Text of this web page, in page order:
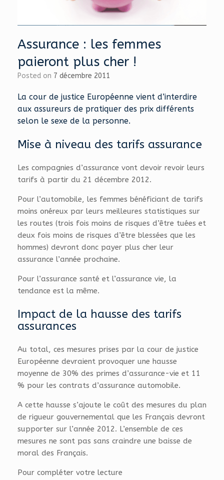
Assurance : les femmes
paieront plus cher !
Posted on 7 décembre 2011
La cour de justice Européenne vient d’interdire
aux assureurs de pratiquer des prix différents
selon le sexe de la personne.
Mise à niveau des tarifs assurance
Les compagnies d’assurance vont devoir revoir leurs
tarifs à partir du 21 décembre 2012.
Pour l’automobile, les femmes bénéficiant de tarifs
moins onéreux par leurs meilleures statistiques sur
les routes (trois fois moins de risques d’être tuées et
deux fois moins de risques d’être blessées que les
hommes) devront donc payer plus cher leur
assurance l’année prochaine.
Pour l’assurance santé et l’assurance vie, la
tendance est la même.
Impact de la hausse des tarifs
assurances
Au total, ces mesures prises par la cour de justice
Européenne devraient provoquer une hausse
moyenne de 30% des primes d’assurance-vie et 11
% pour les contrats d’assurance automobile.
A cette hausse s’ajoute le coût des mesures du plan
de rigueur gouvernemental que les Français devront
supporter sur l’année 2012. L’ensemble de ces
mesures ne sont pas sans craindre une baisse de
moral des Français.
Pour compléter votre lecture